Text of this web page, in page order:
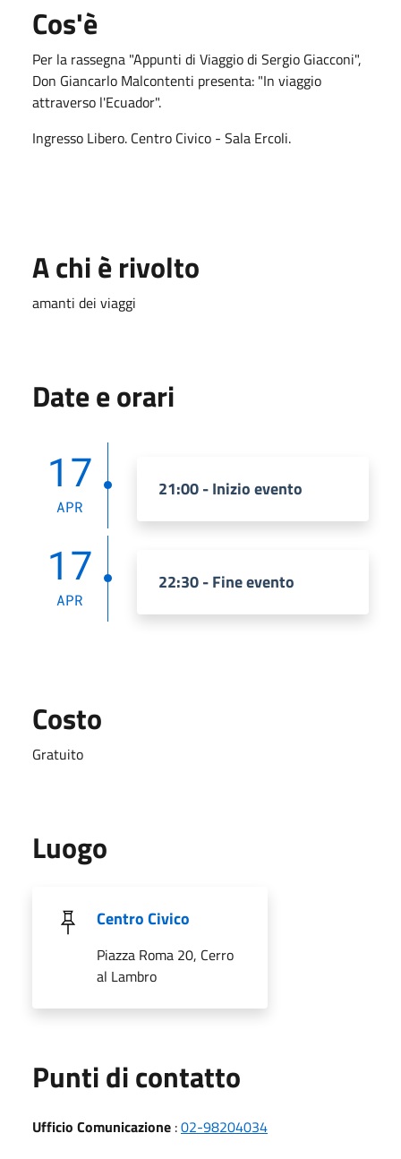
Cos'è
Per la rassegna "Appunti di Viaggio di Sergio Giacconi",
Don Giancarlo Malcontenti presenta: "In viaggio
attraverso l'Ecuador".
Ingresso Libero. Centro Civico - Sala Ercoli.
A chi è rivolto
amanti dei viaggi
Date e orari
17
APR
21:00 - Inizio evento
17
APR
22:30 - Fine evento
Costo
Gratuito
Luogo
Centro Civico
Piazza Roma 20, Cerro
al Lambro
Punti di contatto
Ufficio Comunicazione :02-98204034